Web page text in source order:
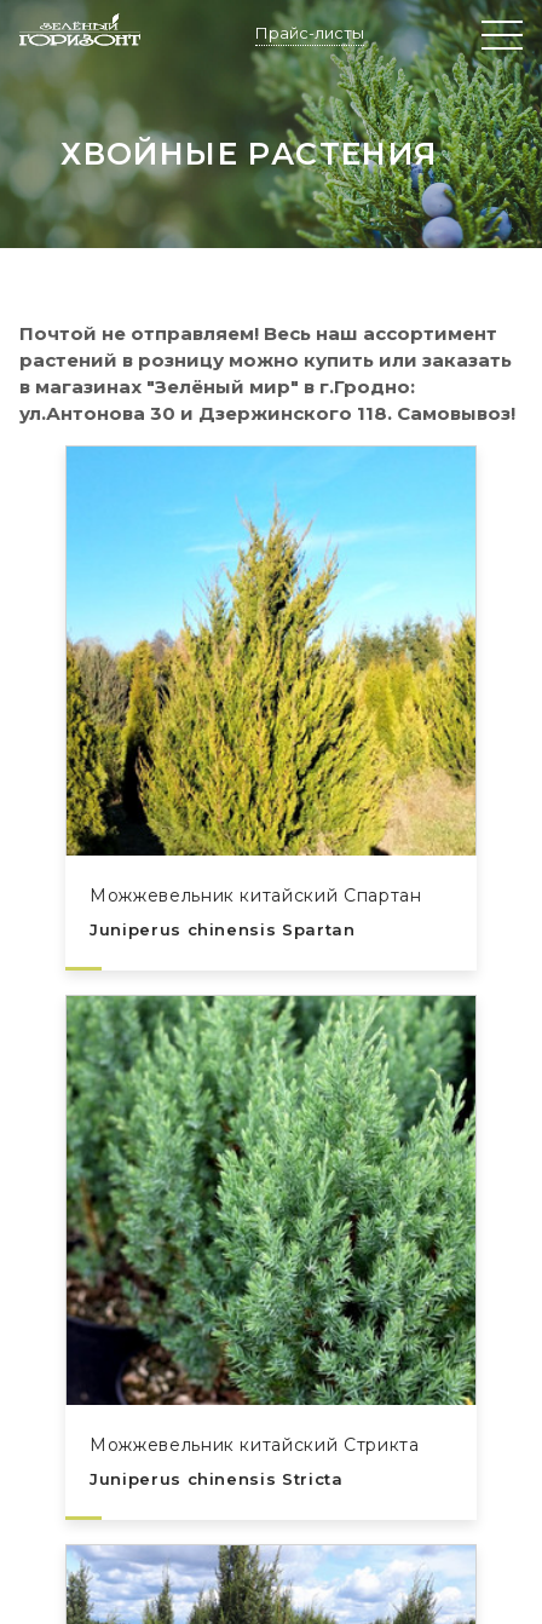
Прайс-листы
ХВОЙНЫЕ РАСТЕНИЯ
Почтой не отправляем! Весь наш ассортимент
растений в розницу можно купить или заказать
в магазинах "Зелёный мир" в г.Гродно:
ул.Антонова 30 и Дзержинского 118. Самовывоз!
Можжевельник китайский Спартан
Juniperus chinensis Spartan
Можжевельник китайский Стрикта
Juniperus chinensis Stricta